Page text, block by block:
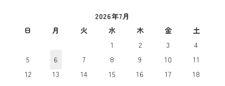
2026年7月
日
月 火 水 木 金
土
1
2 3
4
5
6 7 8 9 10
11
12
13 14 15 16 17
18